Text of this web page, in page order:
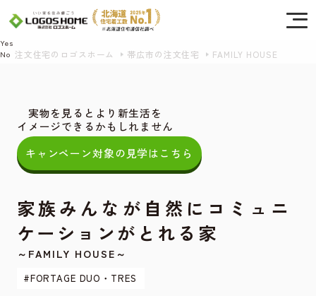
注文住宅のロゴスホーム 帯広市の注文住宅 FAMILY HOUSE
実物を見るとより新生活を
イメージできるかもしれません
キャンペーン対象の見学はこちら
家族みんなが自然にコミュニ
ケーションがとれる家
～FAMILY HOUSE～
#FORTAGE DUO・TRES
Cookie を使用して、お客様の活動を追跡してもよろしいですか? 当社ではお客様の
プライバシーを極めて重視しています。詳細について、およびご質問がある場合
は、当社のプライバシーポリシーをご覧ください。
Yes
No